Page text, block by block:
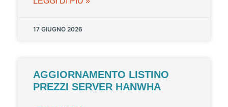
17 GIUGNO 2026
AGGIORNAMENTO LISTINO
PREZZI SERVER HANWHA